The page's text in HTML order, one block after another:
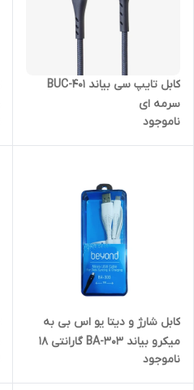
کابل تایپ سی بیاند BUC-401
سرمه ای
ناموجود
کابل شارژ و دیتا یو اس بی به
میکرو بیاند BA-303 گارانتی 18
ماهه شرکتی 1 متری
ناموجود